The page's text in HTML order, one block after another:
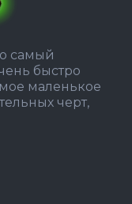
самый
быстро
маленькое
черт,